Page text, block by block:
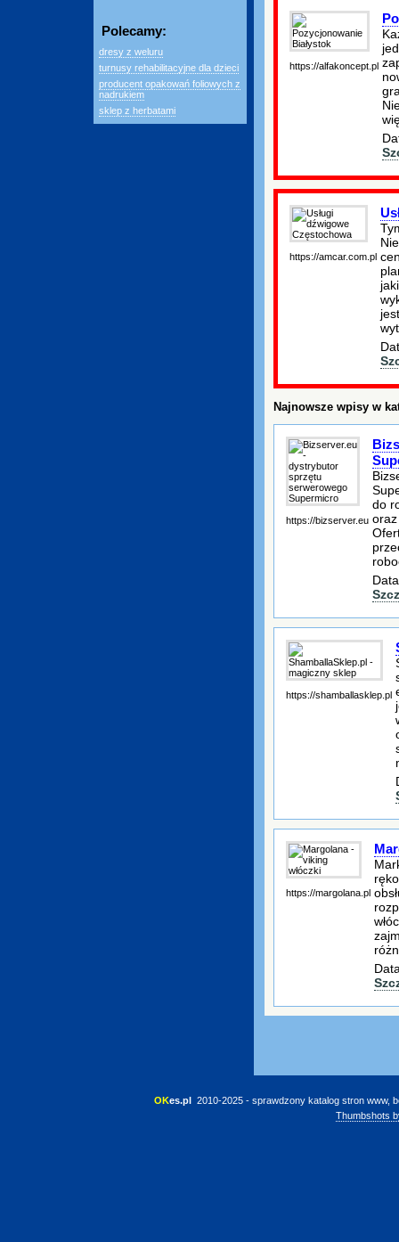
Polecamy:
dresy z weluru
turnusy rehabilitacyjne dla dzieci
producent opakowań foliowych z
nadrukiem
sklep z herbatami
https://alfakoncept.pl
https://amcar.com.pl
Najnowsze wpisy w
https://bizserver.eu
do
https://shamballasklep.pl
https://margolana.pl
OKes.pl
 2010-2025 - sprawdzony katalog stron www,
Thumbshots